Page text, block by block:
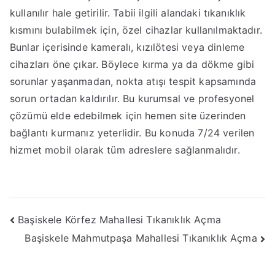
kullanılır hale getirilir. Tabii ilgili alandaki tıkanıklık
kısmını bulabilmek için, özel cihazlar kullanılmaktadır.
Bunlar içerisinde kameralı, kızılötesi veya dinleme
cihazları öne çıkar. Böylece kırma ya da dökme gibi
sorunlar yaşanmadan, nokta atışı tespit kapsamında
sorun ortadan kaldırılır. Bu kurumsal ve profesyonel
çözümü elde edebilmek için hemen site üzerinden
bağlantı kurmanız yeterlidir. Bu konuda 7/24 verilen
hizmet mobil olarak tüm adreslere sağlanmalıdır.
Yazı
gezinmesi
Başiskele Körfez Mahallesi Tıkanıklık Açma
Başiskele Mahmutpaşa Mahallesi Tıkanıklık Açma